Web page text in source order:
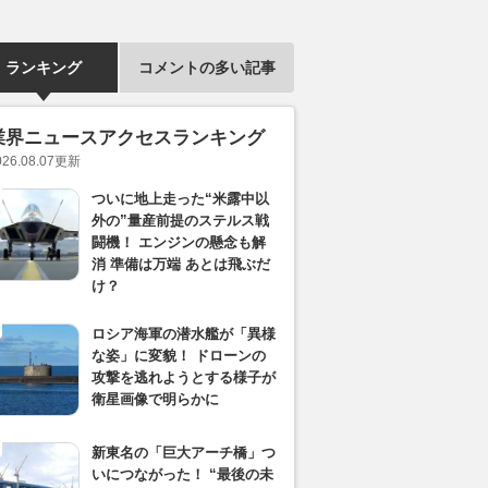
ランキング コメントの多い記事
界ニュースアクセスランキング
更新
ついに地上走った“米露中以
外の”量産前提のステルス戦
闘機！ エンジンの懸念も解
消 準備は万端 あとは飛ぶだ
け？
ロシア海軍の潜水艦が「異様
な姿」に変貌！ ドローンの
攻撃を逃れようとする様子が
衛星画像で明らかに
新東名の「巨大アーチ橋」つ
いにつながった！ “最後の未